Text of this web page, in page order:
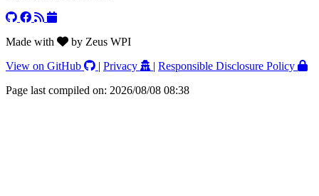
Made with
by Zeus WPI
View on GitHub
| Privacy | Responsible Disclosure Policy
Page last compiled on: 2026/08/08 08:38